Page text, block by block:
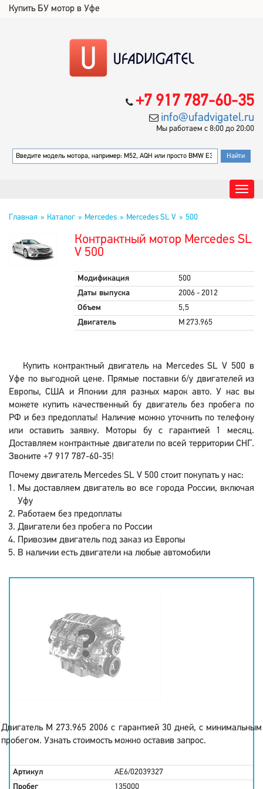
Купить БУ мотор в Уфе
+7 917 787-60-35
info@ufadvigatel.ru
Мы работаем с 8:00 до 20:00
Главная Каталог Mercedes Mercedes SL V 500
Контрактный мотор Mercedes SL
V 500
Модификация
500
Даты выпуска
2006 - 2012
Объем
5,5
Двигатель
M 273.965
Купить контрактный двигатель на Mercedes SL V 500 в
Уфе по выгодной цене. Прямые поставки б/у двигателей из
Европы, США и Японии для разных марок авто. У нас вы
можете купить качественный бу двигатель без пробега по
РФ и без предоплаты! Наличие можно уточнить по телефону
или оставить заявку. Моторы бу с гарантией 1 месяц.
Доставляем контрактные двигатели по всей территории СНГ.
Звоните +7 917 787-60-35!
Почему двигатель Mercedes SL V 500 стоит покупать у нас:
Мы доставляем двигатель во все города России, включая
Уфу
Работаем без предоплаты
Двигатели без пробега по России
Привозим двигатель под заказ из Европы
В наличии есть двигатели на любые автомобили
Двигатель M 273.965 2006 с гарантией 30 дней, с минимальным
пробегом. Узнать стоимость можно оставив запрос.
Артикул
AE6/02039327
Пробег
135000